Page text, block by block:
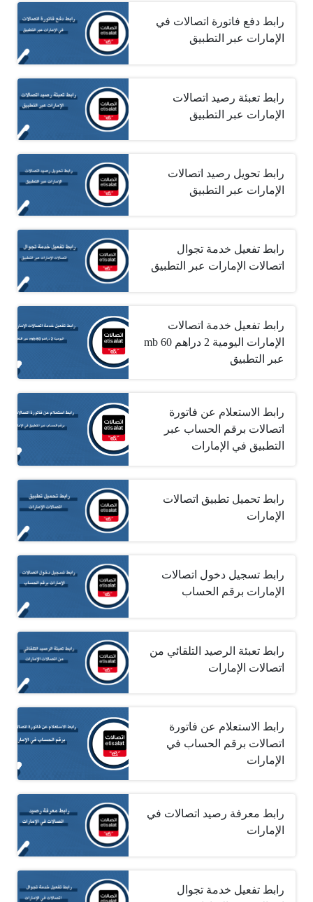
رابط دفع فاتورة اتصالات في
الإمارات عبر التطبيق
رابط تعبئة رصيد اتصالات
الإمارات عبر التطبيق
رابط تحويل رصيد اتصالات
الإمارات عبر التطبيق
رابط تفعيل خدمة تجوال
اتصالات الإمارات عبر التطبيق
رابط تفعيل خدمة اتصالات
الإمارات اليومية 2 دراهم 60 mb
عبر التطبيق
رابط الاستعلام عن فاتورة
اتصالات برقم الحساب عبر
التطبيق في الإمارات
رابط تحميل تطبيق اتصالات
الإمارات
رابط تسجيل دخول اتصالات
الإمارات برقم الحساب
رابط تعبئة الرصيد التلقائي من
اتصالات الإمارات
رابط الاستعلام عن فاتورة
اتصالات برقم الحساب في
الإمارات
رابط معرفة رصيد اتصالات في
الإمارات
رابط تفعيل خدمة تجوال